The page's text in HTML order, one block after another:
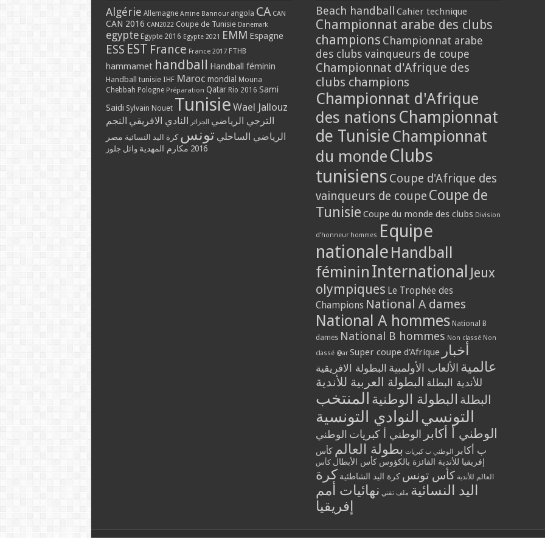
Algérie Allemagne Amine Bannour angola CA CAN
CAN 2016 CAN2022 Coupe de Tunisie Danemark
egypte Egypte 2016 Egypte 2021 EMM Espagne
ESS EST France France 2017 FTHB
hammamet handball Handball féminin
Handball tunisie IHF Maroc mondial Mouna
Chebbah Pologne Préparation Qatar Rio 2016 Sami
Saidi Sylvain Nouet Tunisie Wael Jallouz
الترجي الرياضي الجزائر النادي الافريقي النجم
الرياضي الساحلي تونس كرة اليد النسائية مصر
2016 مكارم المهدية وائل جلوز
Beach handball Cahier technique
Championnat arabe des clubs
champions Championnat arabe
des clubs vainqueurs de coupe
Championnat d'Afrique des
clubs champions
Championnat d'Afrique
des nations Championnat
de Tunisie Championnat
du monde Clubs
tunisiens Coupe d'Afrique des
vainqueurs de coupe Coupe de
Tunisie Coupe du monde des clubs Division
d'honneur hommes Equipe
nationale Handball
féminin International Jeux
olympiques Le Trophée des
Champions National A dames
National A hommes National B
dames National B hommes Non classé Non
classé @ar Super coupe d'Afrique أخبار
عالمية الألعاب الأولمبية البطولة الافريقية
للأندية البطلة البطولة العربية للأندية
البطلة البطولة الوطنية المنتخب
التونسي النوادي التونسية
الوطني أ أكابر الوطني أ كبريات الوطني
ب أكابر
الوطني ب كبريات بطولة العالم كأس
إفريقيا للأندية الفائزة بالكؤوس كأس الأبطال كأس
العالم للأندية كأس تونس كرة اليد الشاطئية كرة
اليد النسائية ملف تقني نهائيات أمم
إفريقيا